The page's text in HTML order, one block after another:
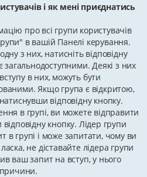
і як мені приєднатись
про всі групи користувачів
в вашій Панелі керування.
з них, натисніть відповідну
загальнодоступними. Деякі з них
в них, можуть бути
Якщо група є відкритою,
відповідну кнопку.
в групі, ви можете відправити
кнопку. Лідер групи
в групі і може запитати, чому ви
не діставайте лідера групи
ваш запит на вступ, у нього
причини.